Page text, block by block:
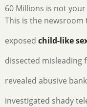
60 Millions is not
This is the newsroom
exposed child-like
dissected misleading
revealed abusive
investigated shady